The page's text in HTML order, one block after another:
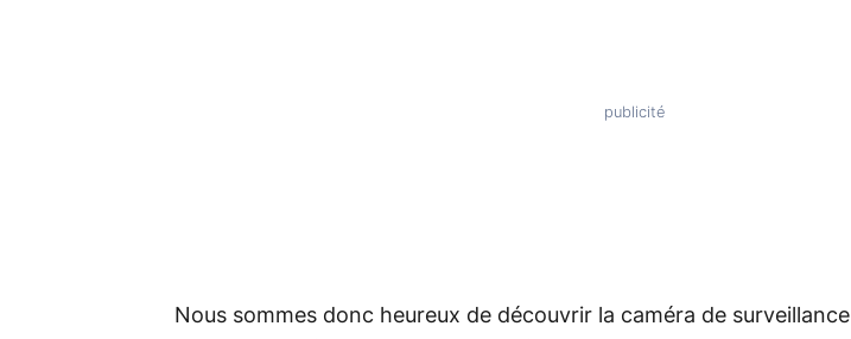
Nous sommes donc heureux de découvrir la caméra de surveillance